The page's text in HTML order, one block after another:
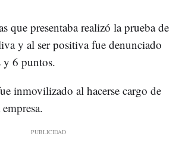
que presentaba realizó la prueba de
y al ser positiva fue denunciado
y 6 puntos.
inmovilizado al hacerse cargo de